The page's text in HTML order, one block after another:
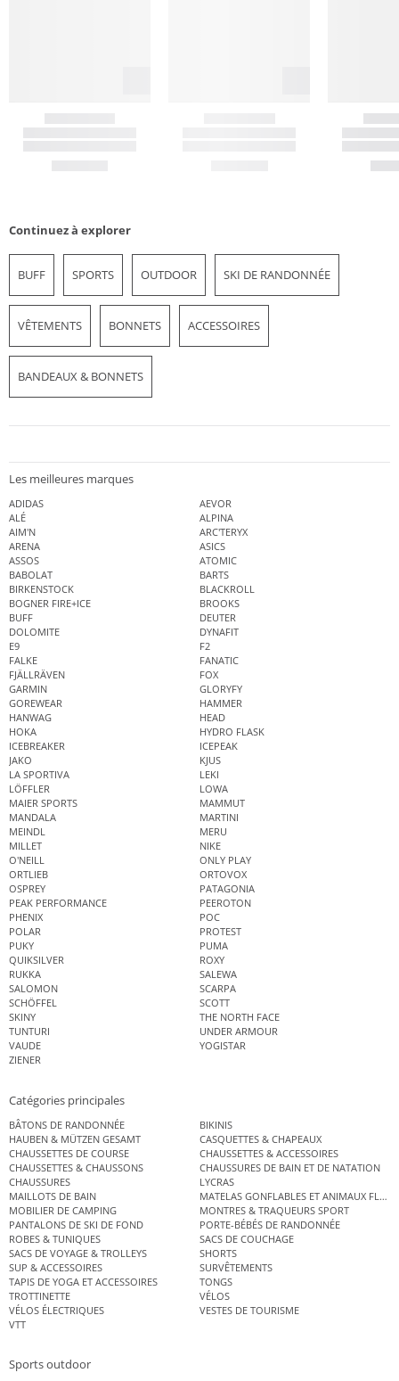
Continuez à explorer
BUFF SPORTS OUTDOOR SKI DE RANDONNÉE
VÊTEMENTS BONNETS ACCESSOIRES
BANDEAUX & BONNETS
Les meilleures marques
ADIDAS
AEVOR
ALÉ
ALPINA
AIM'N
ARC'TERYX
ARENA
ASICS
ASSOS
ATOMIC
BABOLAT
BARTS
BIRKENSTOCK
BLACKROLL
BOGNER FIRE+ICE
BROOKS
BUFF
DEUTER
DOLOMITE
DYNAFIT
E9
F2
FALKE
FANATIC
FJÄLLRÄVEN
FOX
GARMIN
GLORYFY
GOREWEAR
HAMMER
HANWAG
HEAD
HOKA
HYDRO FLASK
ICEBREAKER
ICEPEAK
JAKO
KJUS
LA SPORTIVA
LEKI
LÖFFLER
LOWA
MAIER SPORTS
MAMMUT
MANDALA
MARTINI
MEINDL
MERU
MILLET
NIKE
O'NEILL
ONLY PLAY
ORTLIEB
ORTOVOX
OSPREY
PATAGONIA
PEAK PERFORMANCE
PEEROTON
PHENIX
POC
POLAR
PROTEST
PUKY
PUMA
QUIKSILVER
ROXY
RUKKA
SALEWA
SALOMON
SCARPA
SCHÖFFEL
SCOTT
SKINY
THE NORTH FACE
TUNTURI
UNDER ARMOUR
VAUDE
YOGISTAR
ZIENER
Catégories principales
BÂTONS DE RANDONNÉE
BIKINIS
HAUBEN & MÜTZEN GESAMT
CASQUETTES & CHAPEAUX
CHAUSSETTES DE COURSE
CHAUSSETTES & ACCESSOIRES
CHAUSSETTES & CHAUSSONS
CHAUSSURES DE BAIN ET DE NATATION
CHAUSSURES
LYCRAS
MAILLOTS DE BAIN
MATELAS GONFLABLES ET ANIMAUX
MOBILIER DE CAMPING
MONTRES & TRAQUEURS SPORT
PANTALONS DE SKI DE FOND
PORTE-BÉBÉS DE RANDONNÉE
ROBES & TUNIQUES
SACS DE COUCHAGE
SACS DE VOYAGE & TROLLEYS
SHORTS
SUP & ACCESSOIRES
SURVÊTEMENTS
TAPIS DE YOGA ET ACCESSOIRES
TONGS
TROTTINETTE
VÉLOS
VÉLOS ÉLECTRIQUES
VESTES DE TOURISME
VTT
Sports outdoor